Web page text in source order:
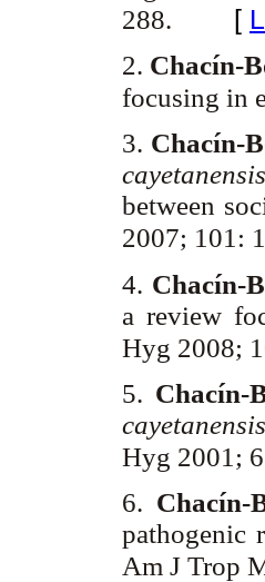
288. [
2. Chacín-
focusing in
3. Chacín-
cayetanensis
between
2007; 101:
4. Chacín-
a review
Hyg 2008;
5. Chacín-
cayetanensis
Hyg 2001;
6.
pathogenic
Am J Trop